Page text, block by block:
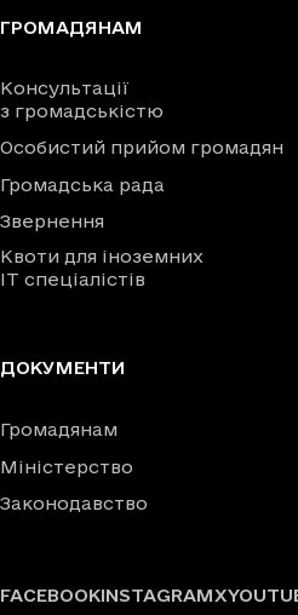
ГРОМАДЯНАМ
Консультації
з громадськістю
Особистий прийом громадян
Громадська рада
Звернення
Квоти для іноземних
IT спеціалістів
ДОКУМЕНТИ
Громадянам
Міністерство
Законодавство
FACEBOOKINSTAGRAMX